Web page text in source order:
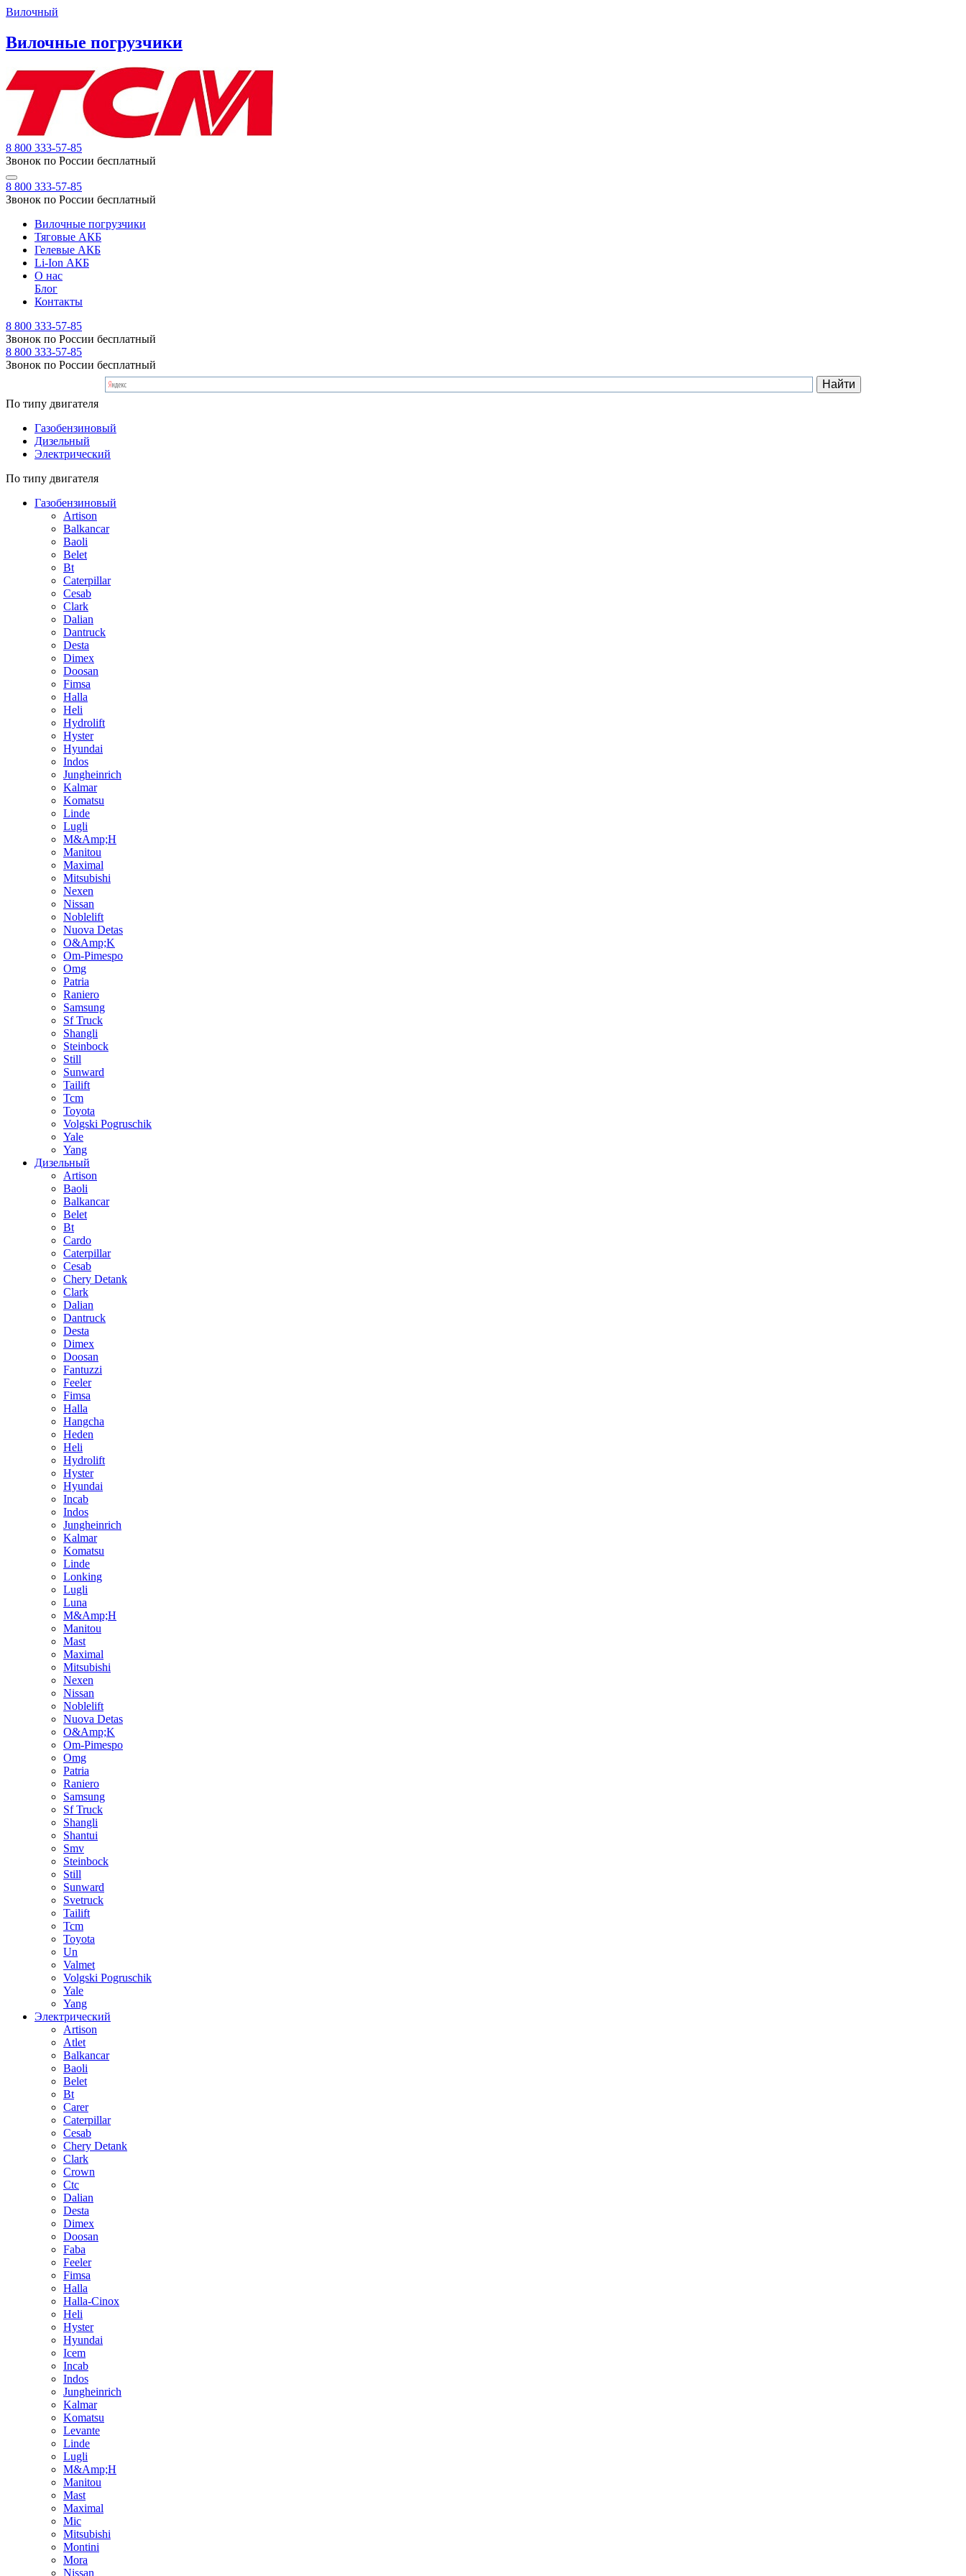
Вилочный
Вилочные погрузчики
8 800 333-57-85
Звонок по России бесплатный
8 800 333-57-85
Звонок по России бесплатный
Вилочные погрузчики
Тяговые АКБ
Гелевые АКБ
Li-Ion АКБ
О нас
Блог
Контакты
8 800 333-57-85
Звонок по России бесплатный
8 800 333-57-85
Звонок по России бесплатный
По типу двигателя
Газобензиновый
Дизельный
Электрический
По типу двигателя
Газобензиновый
Artison
Balkancar
Baoli
Belet
Bt
Caterpillar
Cesab
Clark
Dalian
Dantruck
Desta
Dimex
Doosan
Fimsa
Halla
Heli
Hydrolift
Hyster
Hyundai
Indos
Jungheinrich
Kalmar
Komatsu
Linde
Lugli
M&Amp;H
Manitou
Maximal
Mitsubishi
Nexen
Nissan
Noblelift
Nuova Detas
O&Amp;K
Om-Pimespo
Omg
Patria
Raniero
Samsung
Sf Truck
Shangli
Steinbock
Still
Sunward
Tailift
Tcm
Toyota
Volgski Pogruschik
Yale
Yang
Дизельный
Artison
Baoli
Balkancar
Belet
Bt
Cardo
Caterpillar
Cesab
Chery Detank
Clark
Dalian
Dantruck
Desta
Dimex
Doosan
Fantuzzi
Feeler
Fimsa
Halla
Hangcha
Heden
Heli
Hydrolift
Hyster
Hyundai
Incab
Indos
Jungheinrich
Kalmar
Komatsu
Linde
Lonking
Lugli
Luna
M&Amp;H
Manitou
Mast
Maximal
Mitsubishi
Nexen
Nissan
Noblelift
Nuova Detas
O&Amp;K
Om-Pimespo
Omg
Patria
Raniero
Samsung
Sf Truck
Shangli
Shantui
Smv
Steinbock
Still
Sunward
Svetruck
Tailift
Tcm
Toyota
Un
Valmet
Volgski Pogruschik
Yale
Yang
Электрический
Artison
Atlet
Balkancar
Baoli
Belet
Bt
Carer
Caterpillar
Cesab
Chery Detank
Clark
Crown
Ctc
Dalian
Desta
Dimex
Doosan
Faba
Feeler
Fimsa
Halla
Halla-Cinox
Heli
Hyster
Hyundai
Icem
Incab
Indos
Jungheinrich
Kalmar
Komatsu
Levante
Linde
Lugli
M&Amp;H
Manitou
Mast
Maximal
Mic
Mitsubishi
Montini
Mora
Nissan